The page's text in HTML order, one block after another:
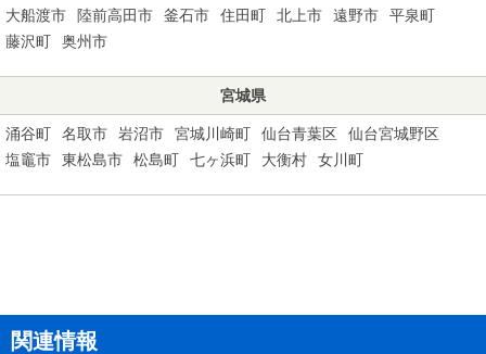
大船渡市 陸前高田市 釜石市 住田町 北上市 遠野市
平泉町
藤沢町
奥州市
宮城県
涌谷町 名取市 岩沼市 宮城川崎町 仙台青葉区
仙台宮城野区
塩竈市
東松島市 松島町 七ヶ浜町 大衡村 女川町
関連情報